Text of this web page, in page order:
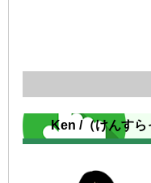
Ken /（けんすら